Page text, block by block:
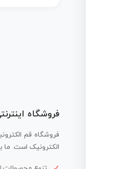
فروشگاه
فروشگاه قم
الکترونیک است. ما